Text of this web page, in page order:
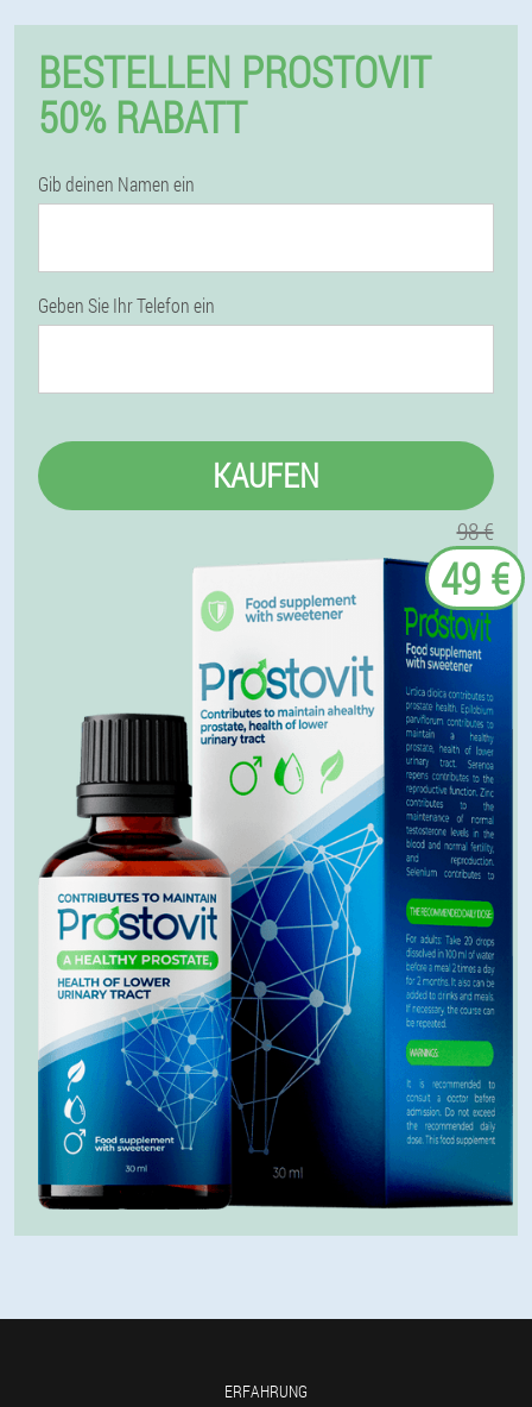
BESTELLEN PROSTOVIT
50% RABATT
Gib deinen Namen ein
Geben Sie Ihr Telefon ein
KAUFEN
98 €
49 €
ERFAHRUNG